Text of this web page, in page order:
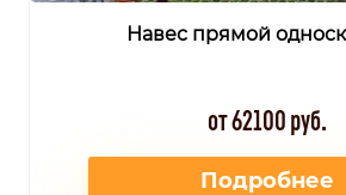
Навес прямой
от 62100 руб.
Подробнее